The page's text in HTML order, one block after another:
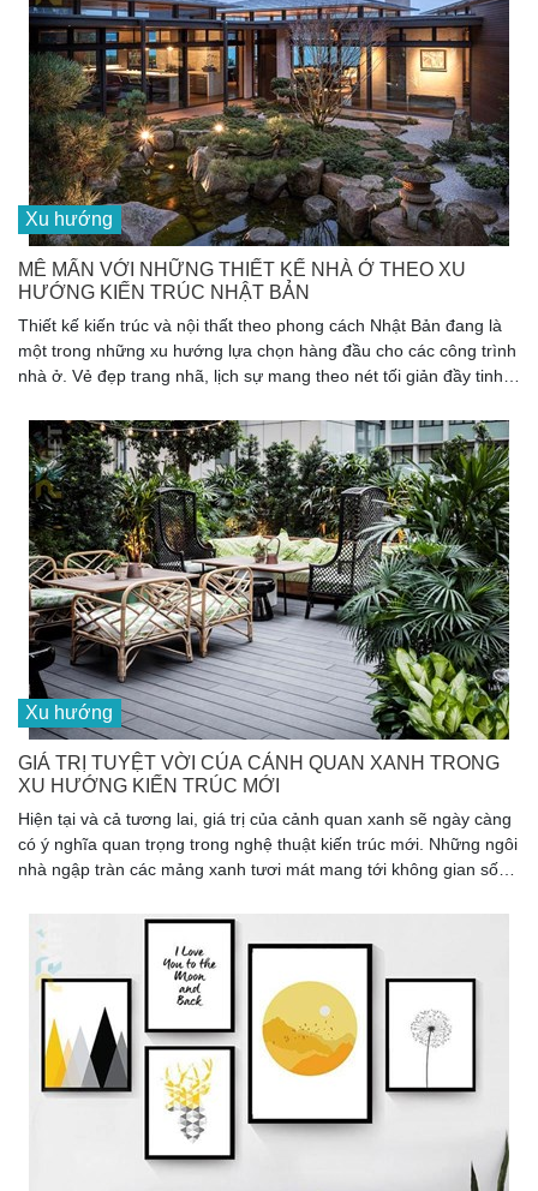
Xu hướng
MÊ MẨN VỚI NHỮNG THIẾT KẾ NHÀ Ở THEO XU
HƯỚNG KIẾN TRÚC NHẬT BẢN
Thiết kế kiến trúc và nội thất theo phong cách Nhật Bản đang là
một trong những xu hướng lựa chọn hàng đầu cho các công trình
nhà ở. Vẻ đẹp trang nhã, lịch sự mang theo nét tối giản đầy tinh
không gian sống tuyệt vời, thoải mái và đầy tận hưởng cho nhiều
gia đình Việt.
Xu hướng
GIÁ TRỊ TUYỆT VỜI CỦA CẢNH QUAN XANH TRONG
XU HƯỚNG KIẾN TRÚC MỚI
Hiện tại và cả tương lai, giá trị của cảnh quan xanh sẽ ngày càng
có ý nghĩa quan trọng trong nghệ thuật kiến trúc mới. Những ngôi
nhà ngập tràn các mảng xanh tươi mát mang tới không gian sống
bền vững cho con người, giúp chúng ta khỏe mạnh và hạnh phúc
hơn.